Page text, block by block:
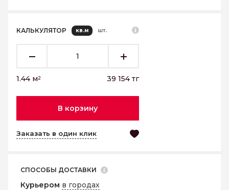
КАЛЬКУЛЯТОР кв.м шт.
1.44 м2 39 154 тг
В корзину
Заказать в один клик
СПОСОБЫ ДОСТАВКИ
Курьером в городах